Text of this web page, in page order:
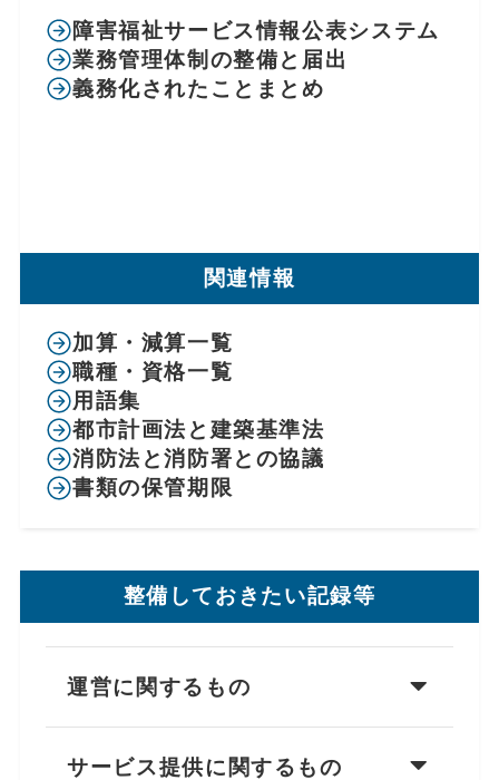
障害福祉サービス情報公表システム
業務管理体制の整備と届出
義務化されたことまとめ
関連情報
加算・減算一覧
職種・資格一覧
用語集
都市計画法と建築基準法
消防法と消防署との協議
書類の保管期限
整備しておきたい記録等
運営に関するもの
サービス提供に関するもの